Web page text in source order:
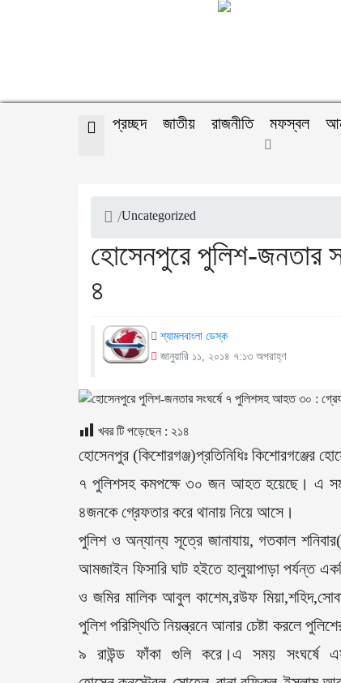
প্রচ্ছদ জাতীয় রাজনীতি মফস্বল
/Uncategorized
হোসেনপুরে পুলিশ-জনতার
৪
শ্যামলবাংলা ডেস্ক
জানুয়ারি ১১, ২০১৪ ৭:১৩ অপরাহ্ণ
খবর টি পড়েছেন : ২১৪
হোসেনপুর (কিশোরগঞ্জ)প্রতিনিধিঃ কিশোরগঞ্জের
৭ পুলিশসহ কমপক্ষে ৩০ জন আহত হয়েছে। এ সময়
৪জনকে গ্রেফতার করে থানায় নিয়ে আসে।
পুলিশ ও অন্যান্য সূত্রে জানাযায়, গতকাল
আমজাইন ফিসারি ঘাট হইতে হালুয়াপাড়া পর্যন্ত
ও জমির মালিক আবুল কাশেম,রউফ
পুলিশ পরিস্থিতি নিয়ন্ত্রনে আনার চেষ্টা করলে
৯ রাউন্ড ফাঁকা গুলি করে।এ সময়